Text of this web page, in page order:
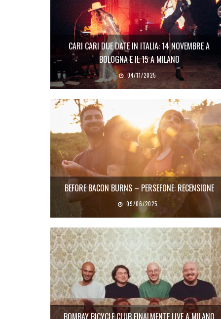
CARI CARI DUE DATE IN ITALIA: 14 NOVEMBRE A
BOLOGNA E IL 15 A MILANO
04/11/2025
BEFORE BACON BURNS – PERSEFONE: RECENSIONE
09/06/2025
BOMBAY BICYCLE CLUB FINALMENTE LIVE A MILANO